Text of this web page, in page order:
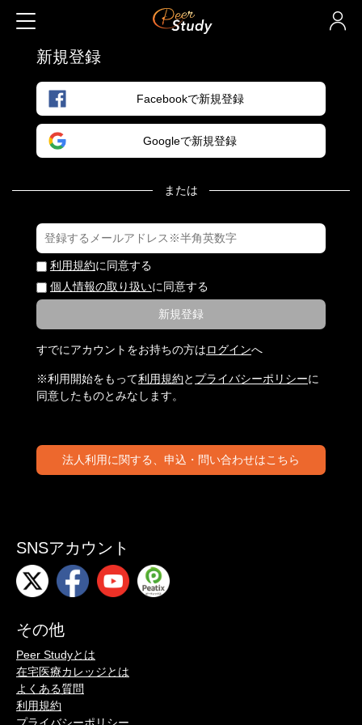
新規登録
Facebookで新規登録
Googleで新規登録
または
利用規約に同意する
個人情報の取り扱いに同意する
新規登録
すでにアカウントをお持ちの方はログインへ
※利用開始をもって利用規約と プライバシーポリシーに
同意したものとみなします。
法人利用に関する、申込・問い合わせはこちら
SNSアカウント
その他
Peer Studyとは
在宅医療カレッジとは
よくある質問
利用規約